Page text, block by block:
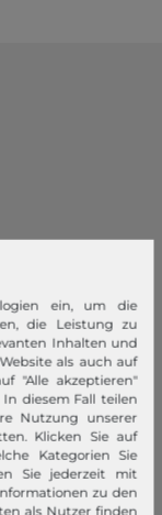
ein, um die
die Leistung zu
Inhalten und
als auch auf
"Alle akzeptieren"
diesem Fall teilen
Nutzung unserer
Klicken Sie auf
Kategorien Sie
Sie jederzeit mit
zu den
als Nutzer finden